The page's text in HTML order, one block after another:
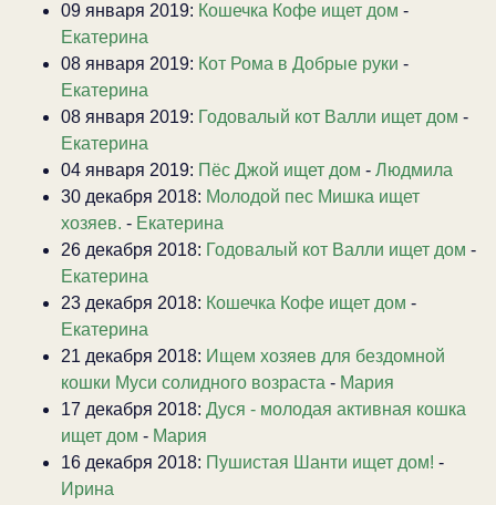
09 января 2019: Кошечка Кофе ищет дом -
Екатерина
08 января 2019: Кот Рома в Добрые руки -
Екатерина
08 января 2019: Годовалый кот Валли ищет дом -
Екатерина
04 января 2019: Пёс Джой ищет дом - Людмила
30 декабря 2018: Молодой пес Мишка ищет
хозяев. - Екатерина
26 декабря 2018: Годовалый кот Валли ищет дом -
Екатерина
23 декабря 2018: Кошечка Кофе ищет дом -
Екатерина
21 декабря 2018: Ищем хозяев для бездомной
кошки Муси солидного возраста - Мария
17 декабря 2018: Дуся - молодая активная кошка
ищет дом - Мария
16 декабря 2018: Пушистая Шанти ищет дом! -
Ирина